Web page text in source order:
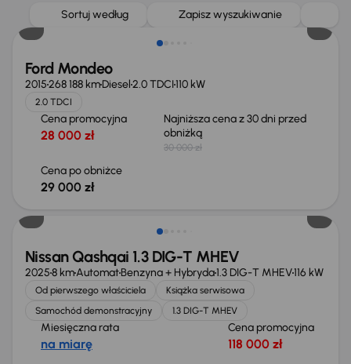
Sortuj według Zapisz wyszukiwanie
Taniej o 1 000 zł
Ford Mondeo
2015268 188 kmDiesel2.0 TDCI110 kW
2.0 TDCI
Cena promocyjna
28 000 zł
Najniższa cena z 30 dni przed
obniżką
30 000 zł
Cena po obniżce
29 000 zł
Nissan Qashqai 1.3 DIG-T MHEV
20258 kmAutomatBenzyna + Hybryda1.3 DIG-T MHEV116 kW
Od pierwszego właściciela
Książka serwisowa
Samochód demonstracyjny
1.3 DIG-T MHEV
Miesięczna rata
na miarę
Cena promocyjna
118 000 zł